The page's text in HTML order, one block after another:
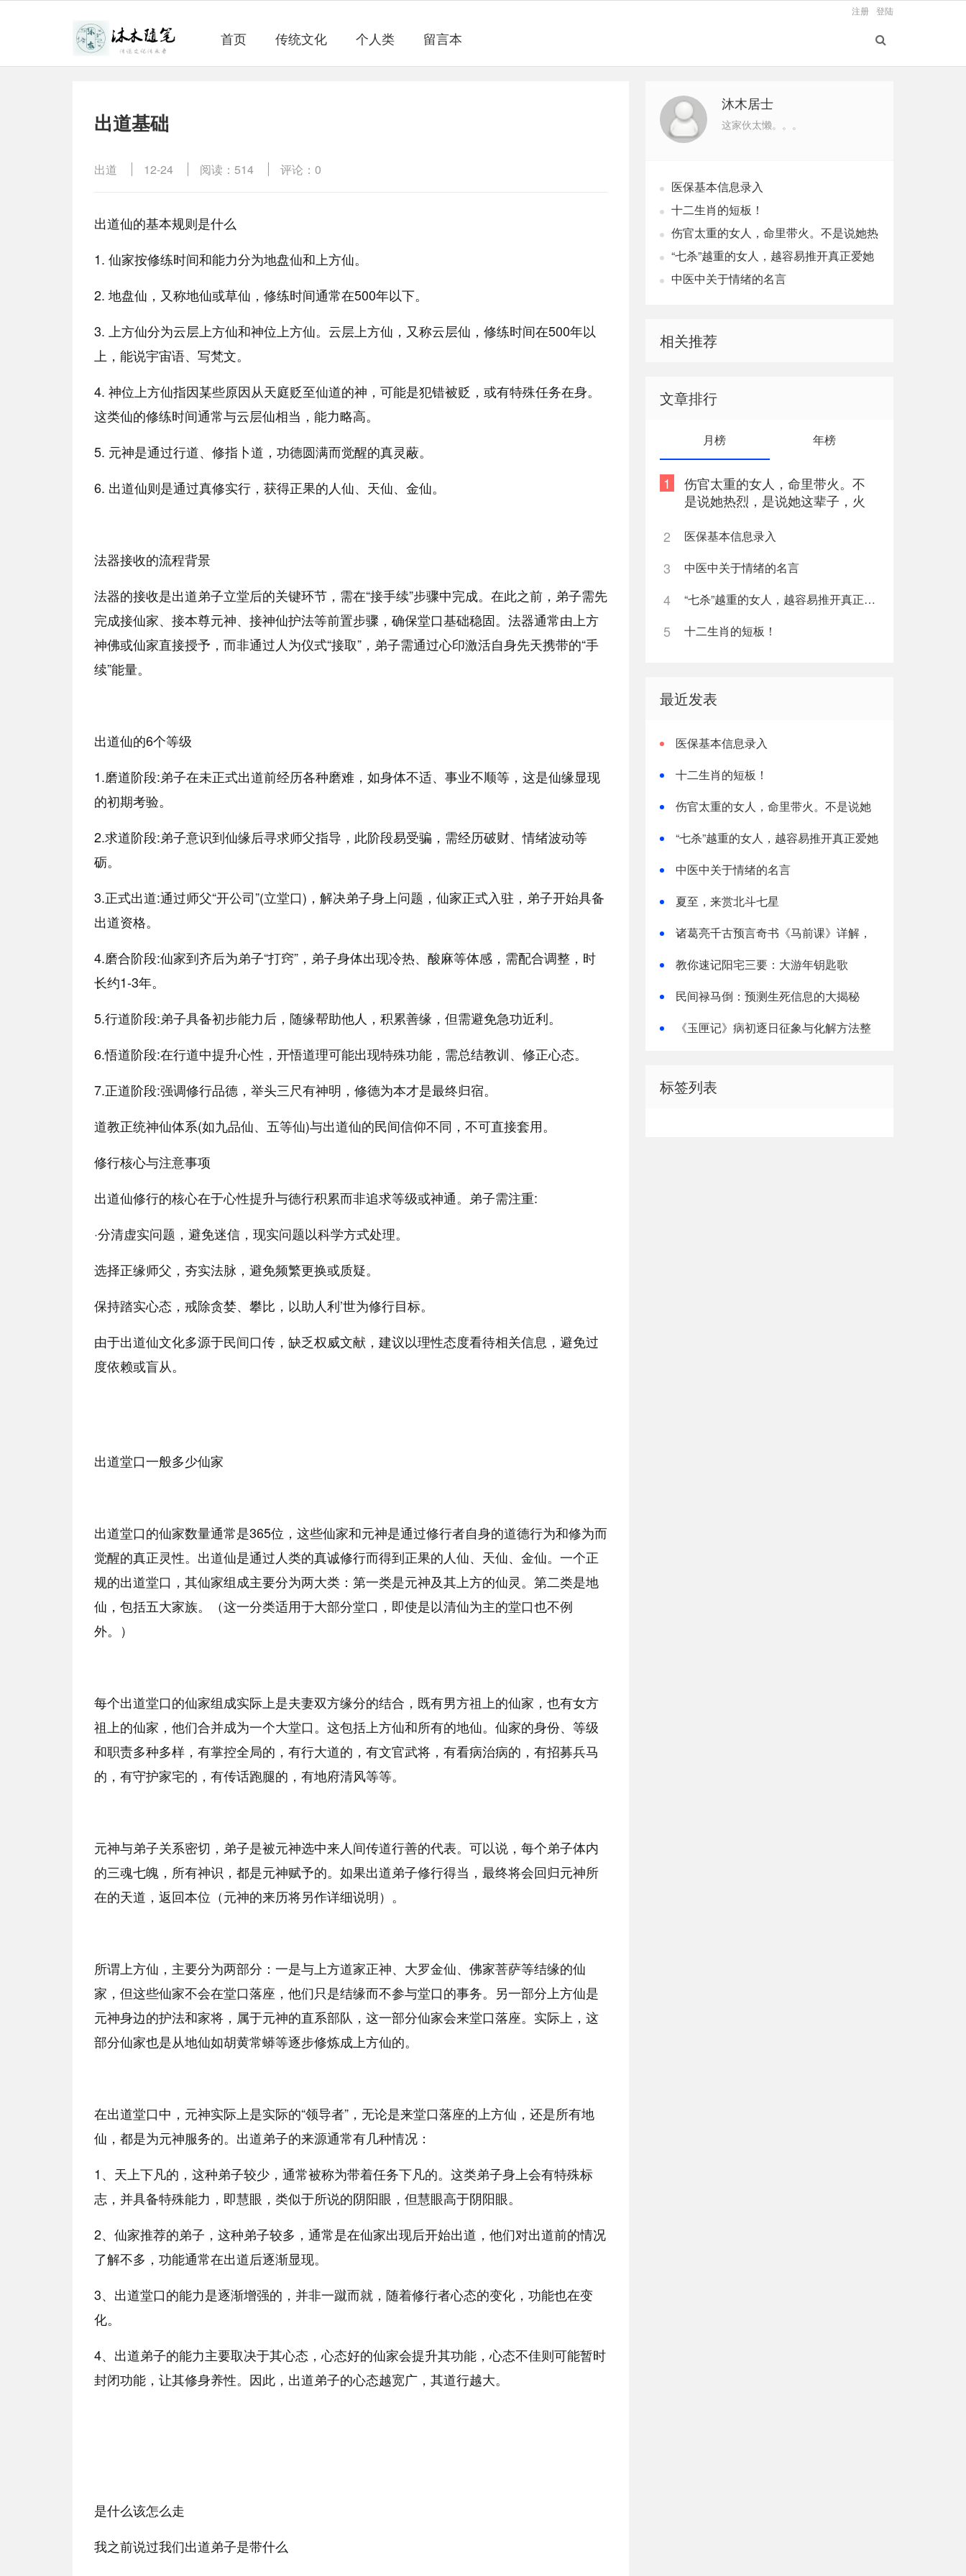
登陆
注册
首页 传统文化 个人类 留言本
出道基础
出道 12-24 阅读：514 评论：0
出道仙的基本规则是什么
1. 仙家按修练时间和能力分为地盘仙和上方仙。
2. 地盘仙，又称地仙或草仙，修练时间通常在500年以下。
3. 上方仙分为云层上方仙和神位上方仙。云层上方仙，又称云层仙，修练时间在500年以
上，能说宇宙语、写梵文。
4. 神位上方仙指因某些原因从天庭贬至仙道的神，可能是犯错被贬，或有特殊任务在身。
这类仙的修练时间通常与云层仙相当，能力略高。
5. 元神是通过行道、修指卜道，功德圆满而觉醒的真灵蔽。
6. 出道仙则是通过真修实行，获得正果的人仙、天仙、金仙。
法器接收的流程背景
法器的接收是出道弟子立堂后的关键环节，需在“接手续”步骤中完成。在此之前，弟子需先
完成接仙家、接本尊元神、接神仙护法等前置步骤，确保堂口基础稳固。法器通常由上方
神佛或仙家直接授予，而非通过人为仪式“接取”，弟子需通过心印激活自身先天携带的“手
续”能量。
出道仙的6个等级
1.磨道阶段:弟子在未正式出道前经历各种磨难，如身体不适、事业不顺等，这是仙缘显现
的初期考验。
2.求道阶段:弟子意识到仙缘后寻求师父指导，此阶段易受骗，需经历破财、情绪波动等
砺。
3.正式出道:通过师父“开公司”(立堂口)，解决弟子身上问题，仙家正式入驻，弟子开始具备
出道资格。
4.磨合阶段:仙家到齐后为弟子“打窍”，弟子身体出现冷热、酸麻等体感，需配合调整，时
长约1-3年。
5.行道阶段:弟子具备初步能力后，随缘帮助他人，积累善缘，但需避免急功近利。
6.悟道阶段:在行道中提升心性，开悟道理可能出现特殊功能，需总结教训、修正心态。
7.正道阶段:强调修行品德，举头三尺有神明，修德为本才是最终归宿。
道教正统神仙体系(如九品仙、五等仙)与出道仙的民间信仰不同，不可直接套用。
修行核心与注意事项
出道仙修行的核心在于心性提升与德行积累而非追求等级或神通。弟子需注重:
·分清虚实问题，避免迷信，现实问题以科学方式处理。
选择正缘师父，夯实法脉，避免频繁更换或质疑。
保持踏实心态，戒除贪婪、攀比，以助人利’世为修行目标。
由于出道仙文化多源于民间口传，缺乏权威文献，建议以理性态度看待相关信息，避免过
度依赖或盲从。
出道堂口一般多少仙家
出道堂口的仙家数量通常是365位，这些仙家和元神是通过修行者自身的道德行为和修为而
觉醒的真正灵性。出道仙是通过人类的真诚修行而得到正果的人仙、天仙、金仙。一个正
规的出道堂口，其仙家组成主要分为两大类：第一类是元神及其上方的仙灵。第二类是地
仙，包括五大家族。（这一分类适用于大部分堂口，即使是以清仙为主的堂口也不例
外。）
每个出道堂口的仙家组成实际上是夫妻双方缘分的结合，既有男方祖上的仙家，也有女方
祖上的仙家，他们合并成为一个大堂口。这包括上方仙和所有的地仙。仙家的身份、等级
和职责多种多样，有掌控全局的，有行大道的，有文官武将，有看病治病的，有招募兵马
的，有守护家宅的，有传话跑腿的，有地府清风等等。
元神与弟子关系密切，弟子是被元神选中来人间传道行善的代表。可以说，每个弟子体内
的三魂七魄，所有神识，都是元神赋予的。如果出道弟子修行得当，最终将会回归元神所
在的天道，返回本位（元神的来历将另作详细说明）。
所谓上方仙，主要分为两部分：一是与上方道家正神、大罗金仙、佛家菩萨等结缘的仙
家，但这些仙家不会在堂口落座，他们只是结缘而不参与堂口的事务。另一部分上方仙是
元神身边的护法和家将，属于元神的直系部队，这一部分仙家会来堂口落座。实际上，这
部分仙家也是从地仙如胡黄常蟒等逐步修炼成上方仙的。
在出道堂口中，元神实际上是实际的“领导者”，无论是来堂口落座的上方仙，还是所有地
仙，都是为元神服务的。出道弟子的来源通常有几种情况：
1、天上下凡的，这种弟子较少，通常被称为带着任务下凡的。这类弟子身上会有特殊标
志，并具备特殊能力，即慧眼，类似于所说的阴阳眼，但慧眼高于阴阳眼。
2、仙家推荐的弟子，这种弟子较多，通常是在仙家出现后开始出道，他们对出道前的情况
了解不多，功能通常在出道后逐渐显现。
3、出道堂口的能力是逐渐增强的，并非一蹴而就，随着修行者心态的变化，功能也在变
化。
4、出道弟子的能力主要取决于其心态，心态好的仙家会提升其功能，心态不佳则可能暂时
封闭功能，让其修身养性。因此，出道弟子的心态越宽广，其道行越大。
是什么该怎么走
我之前说过我们出道弟子是带什么
沐木居士
这家伙太懒。。。
医保基本信息录入
十二生肖的短板！
伤官太重的女人，命里带火。不是说她热
烈，是说她这辈子，火总往外烧
“七杀”越重的女人，越容易推开真正爱她
的人中医中关于情绪的名言
相关推荐
文章排行
月榜 年榜
1
伤官太重的女人，命里带火。不
是说她热烈，是说她这辈子，火
2
医保基本信息录入
3 中医中关于情绪的名言
4 “七杀”越重的女人，越容易推开真正爱她的人
5 十二生肖的短板！
最近发表
医保基本信息录入
十二生肖的短板！
伤官太重的女人，命里带火。不是说她
“七杀”越重的女人，越容易推开真正爱她
中医中关于情绪的名言
夏至，来赏北斗七星
诸葛亮千古预言奇书《马前课》详解，
教你速记阳宅三要：大游年钥匙歌
民间禄马倒：预测生死信息的大揭秘
《玉匣记》病初逐日征象与化解方法整
标签列表